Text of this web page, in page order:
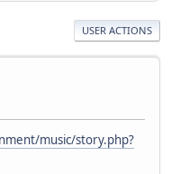
USER ACTIONS
music/story.php?